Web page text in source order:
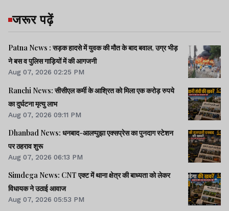
जरूर पढ़ें
Patna News : सड़क हादसे में युवक की मौत के बाद बवाल, उग्र भीड़
ने बस व पुलिस गाड़ियों में की आगजनी
Aug 07, 2026 02:25 PM
Ranchi News: सीसीएल कर्मी के आश्रित को मिला एक करोड़ रुपये
का दुर्घटना मृत्यु लाभ
Aug 07, 2026 09:11 PM
Dhanbad News: धनबाद-आलप्पुझा एक्सप्रेस का पुनदाग स्टेशन
पर ठहराव शुरू
Aug 07, 2026 06:13 PM
Simdega News: CNT एक्ट में थाना क्षेत्र की बाध्यता को लेकर
विधायक ने उठाई आवाज
Aug 07, 2026 05:53 PM